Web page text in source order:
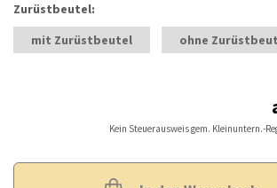
Zurüstbeutel:
mit Zurüstbeutel
ohne
Kein Steuerausweis gem. Kleinuntern.-